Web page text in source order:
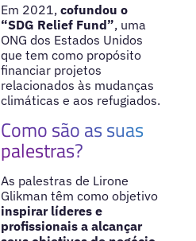
Em 2021, cofundou o
“SDG Relief Fund”, uma
ONG dos Estados Unidos
que tem como propósito
financiar projetos
relacionados às mudanças
climáticas e aos refugiados.
Como são as suas
palestras?
As palestras de Lirone
Glikman têm como objetivo
inspirar líderes e
profissionais a alcançar